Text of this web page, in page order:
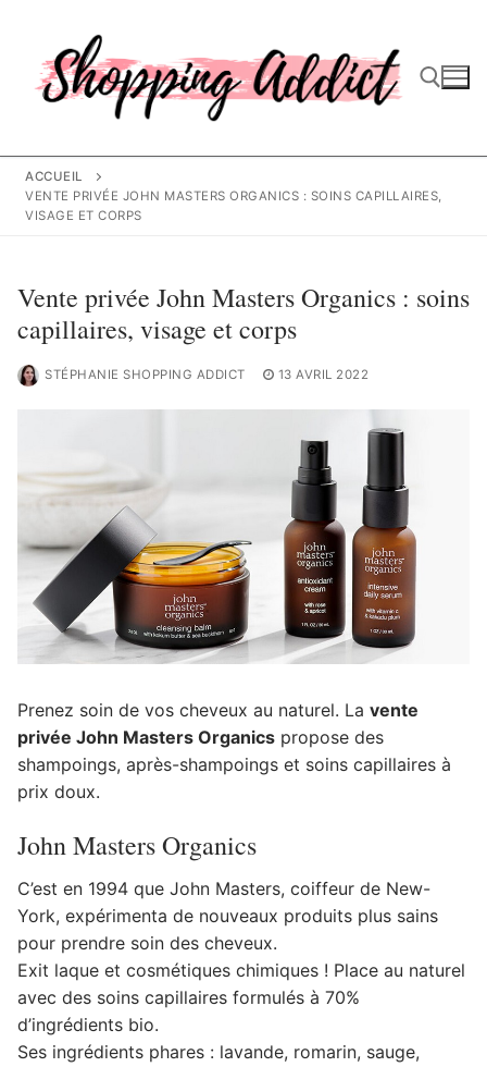
contenu
ACCUEIL
VENTE PRIVÉE JOHN MASTERS ORGANICS : SOINS CAPILLAIRES,
VISAGE ET CORPS
Vente privée John Masters Organics : soins
capillaires, visage et corps
STÉPHANIE SHOPPING ADDICT 13 AVRIL 2022
Prenez soin de vos cheveux au naturel. La vente
privée John Masters Organics propose des
shampoings, après-shampoings et soins capillaires à
prix doux.
John Masters Organics
C’est en 1994 que John Masters, coiffeur de New-
York, expérimenta de nouveaux produits plus sains
pour prendre soin des cheveux.
Exit laque et cosmétiques chimiques ! Place au naturel
avec des soins capillaires formulés à 70%
d’ingrédients bio.
Ses ingrédients phares : lavande, romarin, sauge,